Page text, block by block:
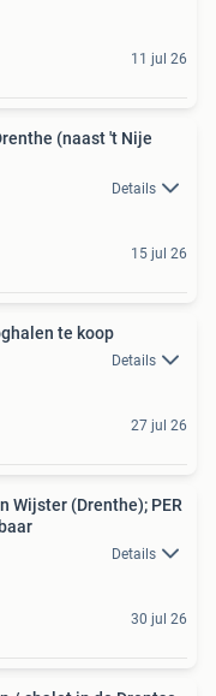
11 jul 26
(naast 't Nije
Details
15 jul 26
te koop
Details
27 jul 26
Wijster (Drenthe); PER
Details
30 jul 26